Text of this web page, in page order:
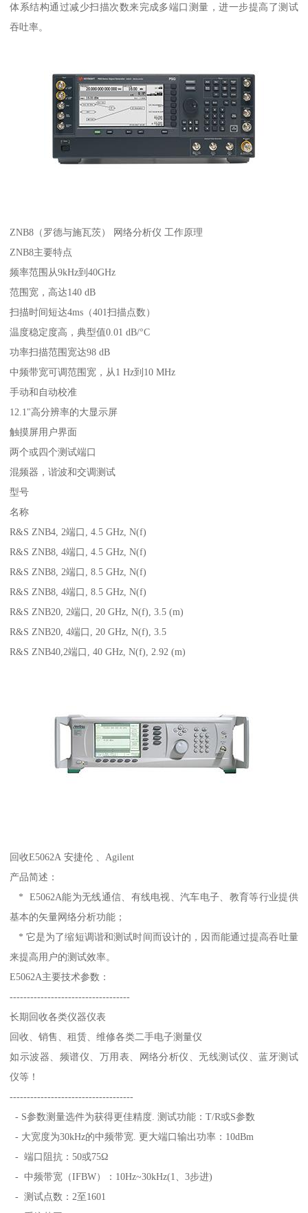
体系结构通过减少扫描次数来完成多端口测量，进一步提高了测试
吞吐率。
ZNB8（罗德与施瓦茨） 网络分析仪 工作原理
ZNB8主要特点
频率范围从9kHz到40GHz
范围宽，高达140 dB
扫描时间短达4ms（401扫描点数）
温度稳定度高，典型值0.01 dB/°C
功率扫描范围宽达98 dB
中频带宽可调范围宽，从1 Hz到10 MHz
手动和自动校准
12.1"高分辨率的大显示屏
触摸屏用户界面
两个或四个测试端口
混频器，谐波和交调测试
型号
名称
R&S ZNB4, 2端口, 4.5 GHz, N(f)
R&S ZNB8, 4端口, 4.5 GHz, N(f)
R&S ZNB8, 2端口, 8.5 GHz, N(f)
R&S ZNB8, 4端口, 8.5 GHz, N(f)
R&S ZNB20, 2端口, 20 GHz, N(f), 3.5 (m)
R&S ZNB20, 4端口, 20 GHz, N(f), 3.5
R&S ZNB40,2端口, 40 GHz, N(f), 2.92 (m)
回收E5062A 安捷伦 、Agilent
产品简述：
* E5062A能为无线通信、有线电视、汽车电子、教育等行业提供
基本的矢量网络分析功能；
* 它是为了缩短调谐和测试时间而设计的，因而能通过提高吞吐量
来提高用户的测试效率。
E5062A主要技术参数：
-----------------------------------
长期回收各类仪器仪表
回收、销售、租赁、维修各类二手电子测量仪
如示波器、频谱仪、万用表、网络分析仪、无线测试仪、蓝牙测试
仪等！
------------------------------------
- S参数测量选件为获得更佳精度. 测试功能：T/R或S参数
- 大宽度为30kHz的中频带宽. 更大端口输出功率：10dBm
- 端口阻抗：50或75Ω
- 中频带宽（IFBW）：10Hz~30kHz(1、3步进)
- 测试点数：2至1601